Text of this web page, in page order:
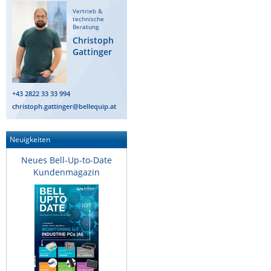
Raritan
Riello UPS
Server Technology
Siretta
SIRIO Antenne
Sunbird
Tactical Software
TEKTELIC
Teltonika
Unwired Networks
Vision
WATTECO
Westermo
Yuasa
Vertrieb &
technische
Beratung
Christoph
Gattinger
+43 2822 33 33 994
christoph.gattinger@bellequip.at
Neuigkeiten
Neues Bell-Up-to-Date
Kundenmagazin